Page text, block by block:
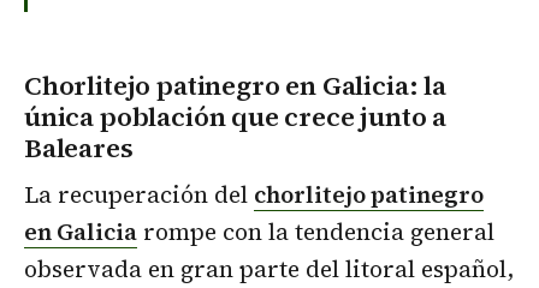
Chorlitejo patinegro en Galicia: la
única población que crece junto a
Baleares
La recuperación del chorlitejo patinegro
en Galicia rompe con la tendencia general
observada en gran parte del litoral español,